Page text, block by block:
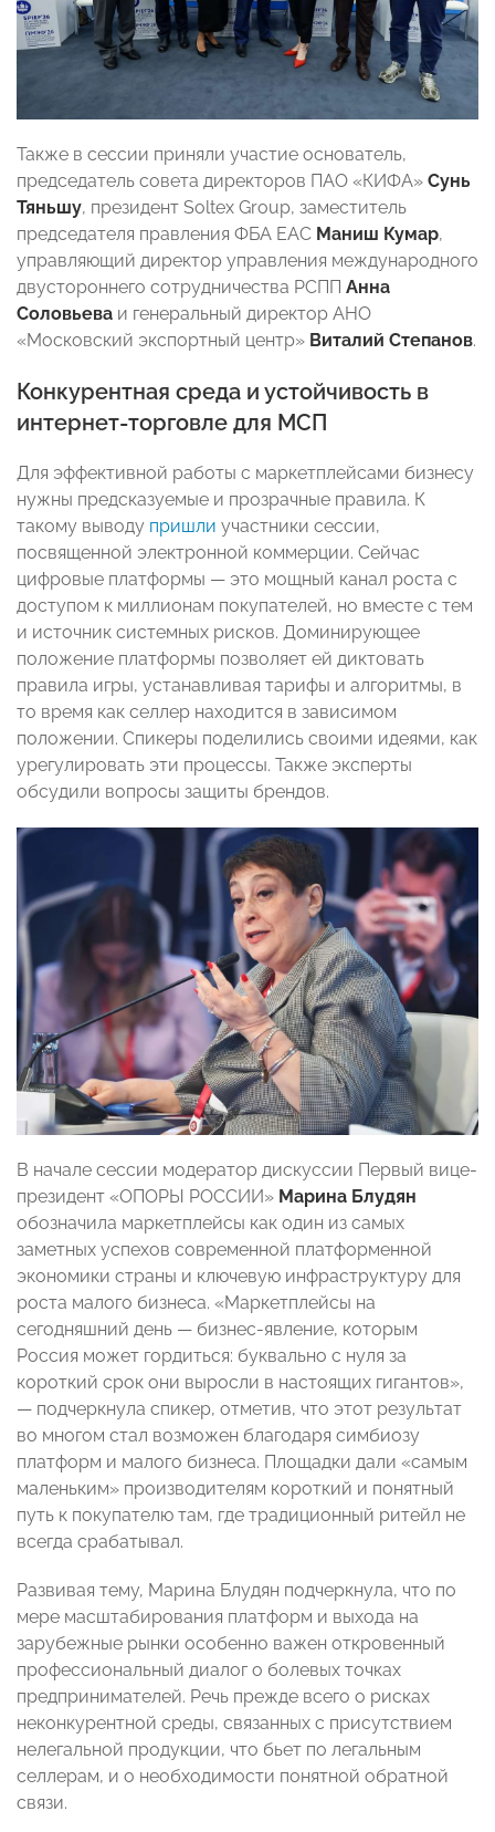
Также в сессии приняли участие основатель,
председатель совета директоров ПАО «КИФА» Сунь
Тяньшу, президент Soltex Group, заместитель
председателя правления ФБА ЕАС Маниш Кумар,
управляющий директор управления международного
двустороннего сотрудничества РСПП Анна
Соловьева и генеральный директор АНО
«Московский экспортный центр» Виталий Степанов.
Конкурентная среда и устойчивость в
интернет‑торговле для МСП
Для эффективной работы с маркетплейсами бизнесу
нужны предсказуемые и прозрачные правила. К
такому выводу пришли участники сессии,
посвященной электронной коммерции. Сейчас
цифровые платформы — это мощный канал роста с
доступом к миллионам покупателей, но вместе с тем
и источник системных рисков. Доминирующее
положение платформы позволяет ей диктовать
правила игры, устанавливая тарифы и алгоритмы, в
то время как селлер находится в зависимом
положении. Спикеры поделились своими идеями, как
урегулировать эти процессы. Также эксперты
обсудили вопросы защиты брендов.
В начале сессии модератор дискуссии Первый вице-
президент «ОПОРЫ РОССИИ» Марина Блудян
обозначила маркетплейсы как один из самых
заметных успехов современной платформенной
экономики страны и ключевую инфраструктуру для
роста малого бизнеса. «Маркетплейсы на
сегодняшний день — бизнес‑явление, которым
Россия может гордиться: буквально с нуля за
короткий срок они выросли в настоящих гигантов»,
— подчеркнула спикер, отметив, что этот результат
во многом стал возможен благодаря симбиозу
платформ и малого бизнеса. Площадки дали «самым
маленьким» производителям короткий и понятный
путь к покупателю там, где традиционный ритейл не
всегда срабатывал.
Развивая тему, Марина Блудян подчеркнула, что по
мере масштабирования платформ и выхода на
зарубежные рынки особенно важен откровенный
профессиональный диалог о болевых точках
предпринимателей. Речь прежде всего о рисках
неконкурентной среды, связанных с присутствием
нелегальной продукции, что бьет по легальным
селлерам, и о необходимости понятной обратной
связи.